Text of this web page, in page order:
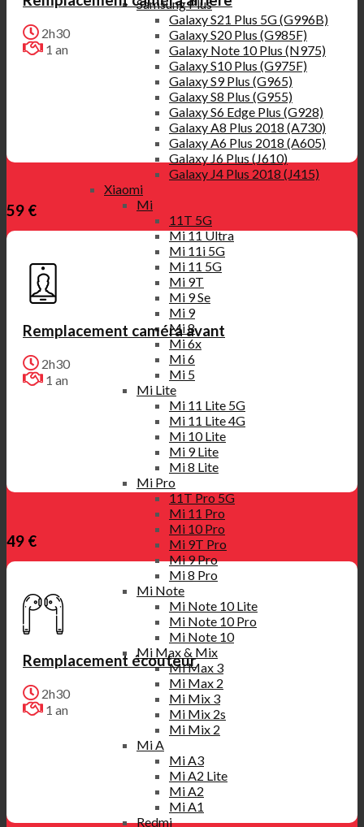
Samsung Plus
Galaxy S21 Plus 5G (G996B)
Galaxy S20 Plus (G985F)
Galaxy Note 10 Plus (N975)
Galaxy S10 Plus (G975F)
Galaxy S9 Plus (G965)
Galaxy S8 Plus (G955)
Galaxy S6 Edge Plus (G928)
Galaxy A8 Plus 2018 (A730)
Galaxy A6 Plus 2018 (A605)
Galaxy J6 Plus (J610)
Galaxy J4 Plus 2018 (J415)
Xiaomi
Mi
11T 5G
Mi 11 Ultra
Mi 11i 5G
Mi 11 5G
Mi 9T
Mi 9 Se
Mi 9
Mi 8
Mi 6x
Mi 6
Mi 5
Mi Lite
Mi 11 Lite 5G
Mi 11 Lite 4G
Mi 10 Lite
Mi 9 Lite
Mi 8 Lite
Mi Pro
11T Pro 5G
Mi 11 Pro
Mi 10 Pro
Mi 9T Pro
Mi 9 Pro
Mi 8 Pro
Mi Note
Mi Note 10 Lite
Mi Note 10 Pro
Mi Note 10
Mi Max & Mix
Mi Max 3
Mi Max 2
Mi Mix 3
Mi Mix 2s
Mi Mix 2
Mi A
Mi A3
Mi A2 Lite
Mi A2
Mi A1
Redmi
2h30
1 an
59 €
Remplacement caméra avant
2h30
1 an
49 €
Remplacement écouteur
2h30
1 an